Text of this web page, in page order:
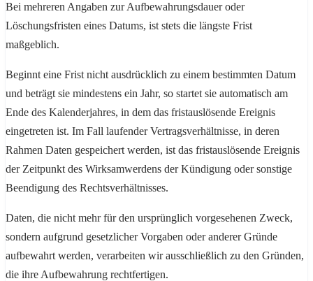
Bei mehreren Angaben zur Aufbewahrungsdauer oder
Löschungsfristen eines Datums, ist stets die längste Frist
maßgeblich.
Beginnt eine Frist nicht ausdrücklich zu einem bestimmten Datum
und beträgt sie mindestens ein Jahr, so startet sie automatisch am
Ende des Kalenderjahres, in dem das fristauslösende Ereignis
eingetreten ist. Im Fall laufender Vertragsverhältnisse, in deren
Rahmen Daten gespeichert werden, ist das fristauslösende Ereignis
der Zeitpunkt des Wirksamwerdens der Kündigung oder sonstige
Beendigung des Rechtsverhältnisses.
Daten, die nicht mehr für den ursprünglich vorgesehenen Zweck,
sondern aufgrund gesetzlicher Vorgaben oder anderer Gründe
aufbewahrt werden, verarbeiten wir ausschließlich zu den Gründen,
die ihre Aufbewahrung rechtfertigen.